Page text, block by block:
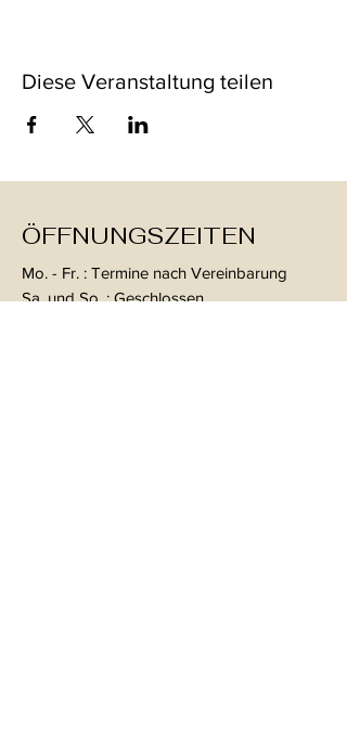
Diese Veranstaltung teilen
ÖFFNUNGSZEITEN
Mo. - Fr. : Termine nach Vereinbarung
Sa. und So. : Geschlossen